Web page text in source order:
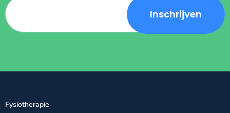
Fysiotherapie